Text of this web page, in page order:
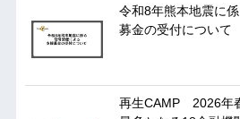
令和8年熊本地震に
募金の受付について
再生CAMP 2026年